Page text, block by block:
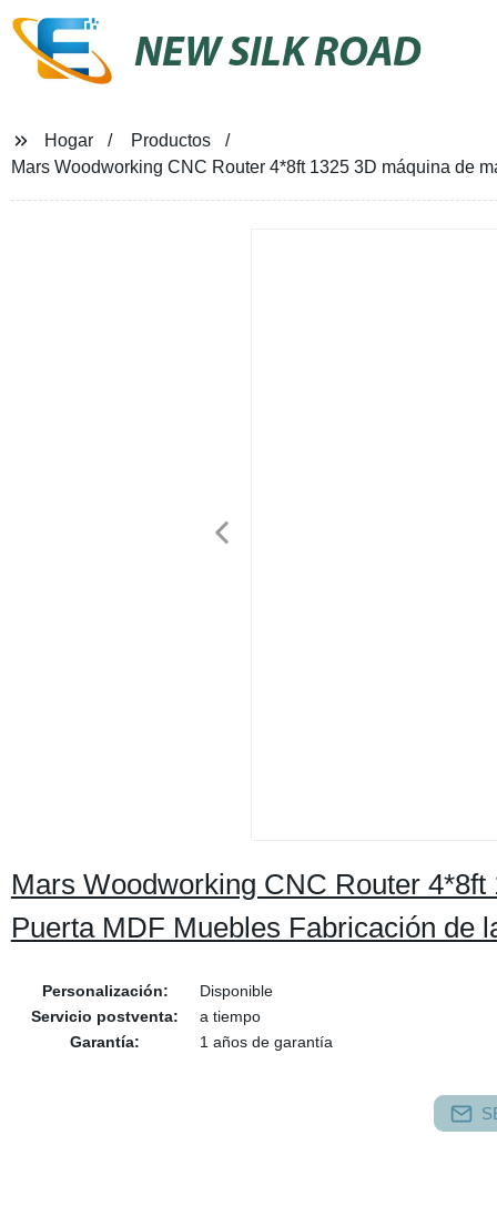
NEW SILK ROAD
Hogar
Productos
Mars Woodworking CNC Router 4*8ft 1325 3D máquina de
Mars Woodworking CNC Router
Puerta MDF Muebles Fabricación de
Personalización:
Disponible
Servicio postventa:
a tiempo
Garantía:
1 años de garantía